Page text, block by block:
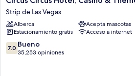
Circus
Hotel,
Casino
&
Theme
Park
Strip de Las Vegas
Alberca
Acepta mascotas
Estacionamiento gratis
Acceso a internet
7.0
de
7.0 Bueno
35,253 opiniones